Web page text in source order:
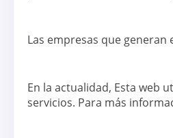
Las empresas que
En la actualidad, Esta web
servicios. Para más